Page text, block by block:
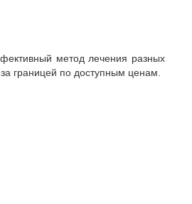
метод лечения разных
границей по доступным ценам.